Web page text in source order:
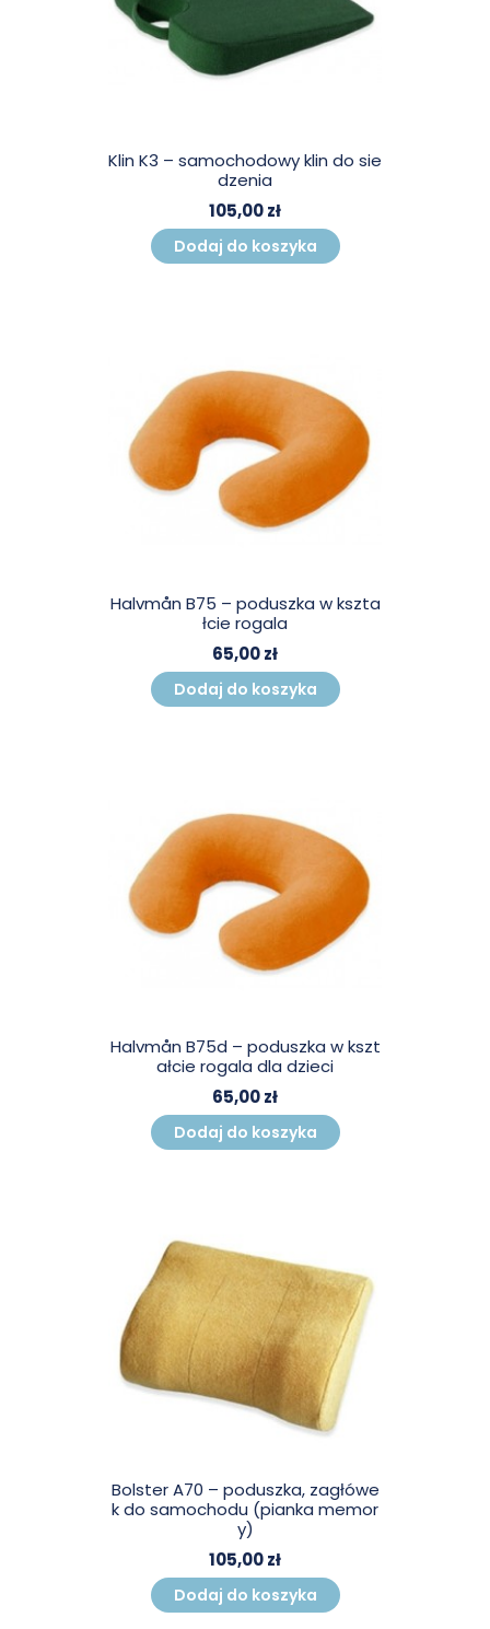
Klin K3 – samochodowy klin do sie
dzenia
105,00 zł
Dodaj do koszyka
Halvmån B75 – poduszka w kszta
łcie rogala
65,00 zł
Dodaj do koszyka
Halvmån B75d – poduszka w kszt
ałcie rogala dla dzieci
65,00 zł
Dodaj do koszyka
Bolster A70 – poduszka, zagłówe
k do samochodu (pianka memor
y)
105,00 zł
Dodaj do koszyka